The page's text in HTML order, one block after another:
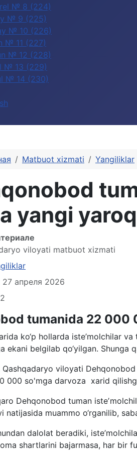
№ 8 (224)
№ 9 (225)
№ 10 (226)
№ 11 (227)
№ 12 (228)
№ 13 (229)
№ 14 (230)
Matbuot xizmati Yangiliklar
yangi
viloyati matbuot xizmati
апреля 2026
tumanida 22
ko‘p hollarda iste’molchilar
ekani belgilab qo‘yilgan.
Qashqadaryo viloyati
000 so'mga darvoza xarid
Dehqonobod tuman
natijasida muammo o‘rganilib,
dalolat beradiki,
shartlarini bajarmasa, har bir